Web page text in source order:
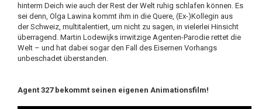
hinterm Deich wie auch der Rest der Welt ruhig schlafen können. Es
sei denn, Olga Lawina kommt ihm in die Quere, (Ex-)Kollegin aus
der Schweiz, multitalentiert, um nicht zu sagen, in vielerlei Hinsicht
überragend. Martin Lodewijks irrwitzige Agenten-Parodie rettet die
Welt – und hat dabei sogar den Fall des Eisernen Vorhangs
unbeschadet überstanden.
Agent 327 bekommt seinen eigenen Animationsfilm!